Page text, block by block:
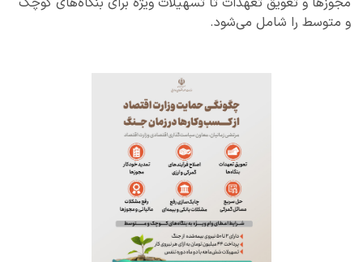
و متوسط را شامل می‌شود.